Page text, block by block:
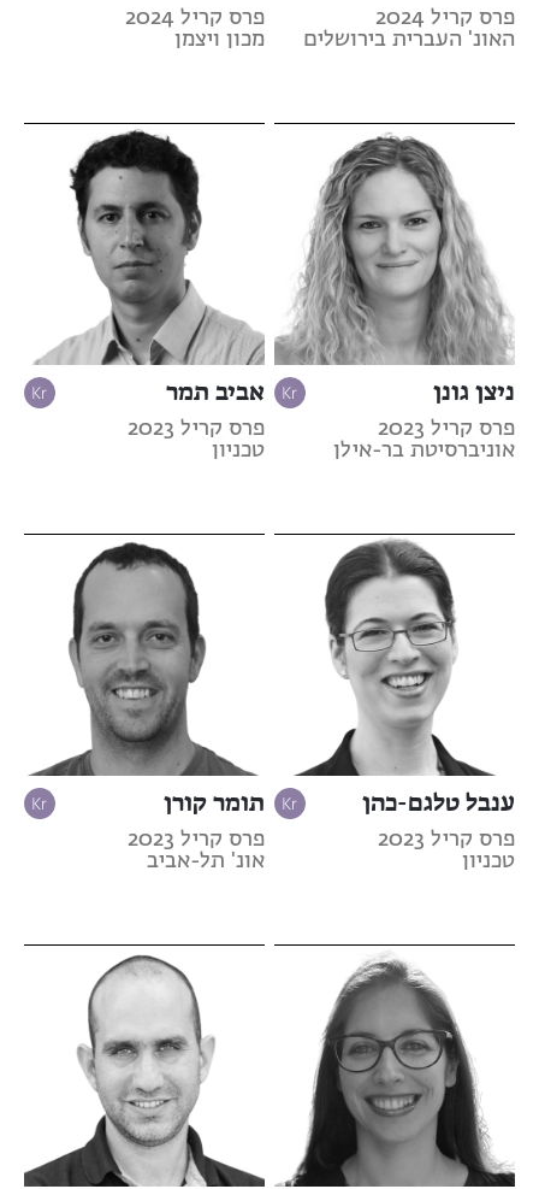
פרס קריל 2024
האונ' העברית בירושלים
פרס קריל 2024
מכון ויצמן
ניצן גונן
פרס קריל 2023
אוניברסיטת בר-אילן
אביב תמר
פרס קריל 2023
טכניון
ענבל טלגם-כהן
פרס קריל 2023
טכניון
תומר קורן
פרס קריל 2023
אונ' תל-אביב